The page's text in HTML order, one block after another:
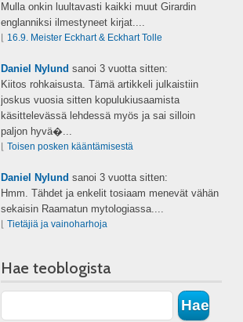
Mulla onkin luultavasti kaikki muut Girardin
englanniksi ilmestyneet kirjat....
16.9. Meister Eckhart & Eckhart Tolle
Daniel Nylund sanoi 3 vuotta sitten:
Kiitos rohkaisusta. Tämä artikkeli julkaistiin
joskus vuosia sitten kopulukiusaamista
käsittelevässä lehdessä myös ja sai silloin
paljon hyvä�...
Toisen posken kääntämisestä
Daniel Nylund sanoi 3 vuotta sitten:
Hmm. Tähdet ja enkelit tosiaam menevät vähän
sekaisin Raamatun mytologiassa....
Tietäjiä ja vainoharhoja
Hae teoblogista